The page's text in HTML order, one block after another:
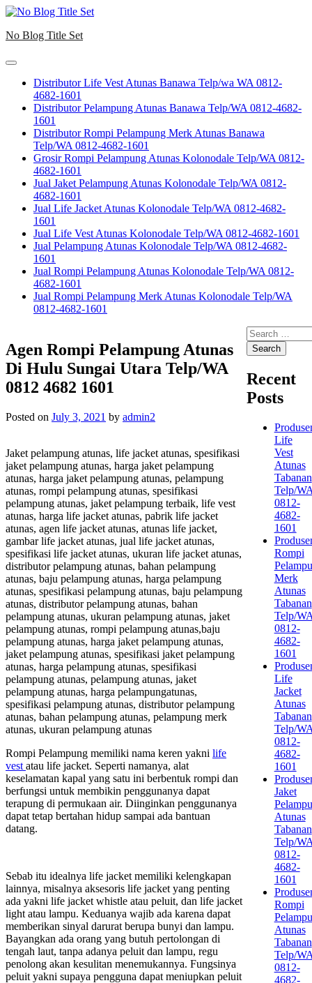
Skip
content
No Blog Title Set
Distributor Life Vest Atunas Banawa Telp/wa WA 0812-
4682-1601
Distributor Pelampung Atunas Banawa Telp/WA 0812-4682-
1601
Distributor Rompi Pelampung Merk Atunas Banawa
Telp/WA 0812-4682-1601
Grosir Rompi Pelampung Atunas Kolonodale Telp/WA 0812-
4682-1601
Jual Jaket Pelampung Atunas Kolonodale Telp/WA 0812-
4682-1601
Jual Life Jacket Atunas Kolonodale Telp/WA 0812-4682-
1601
Jual Life Vest Atunas Kolonodale Telp/WA 0812-4682-1601
Jual Pelampung Atunas Kolonodale Telp/WA 0812-4682-
1601
Jual Rompi Pelampung Atunas Kolonodale Telp/WA 0812-
4682-1601
Jual Rompi Pelampung Merk Atunas Kolonodale Telp/WA
0812-4682-1601
Agen Rompi Pelampung Atunas
Di Hulu Sungai Utara Telp/WA
0812 4682 1601
Posted on July 3, 2021 by admin2
Jaket pelampung atunas, life jacket atunas, spesifikasi
jaket pelampung atunas, harga jaket pelampung
atunas, harga jaket pelampung atunas, pelampung
atunas, rompi pelampung atunas, spesifikasi
pelampung atunas, jaket pelampung terbaik, life vest
atunas, harga life jacket atunas, pabrik life jacket
atunas, agen life jacket atunas, atunas life jacket,
gambar life jacket atunas, jual life jacket atunas,
spesifikasi life jacket atunas, ukuran life jacket atunas,
distributor pelampung atunas, bahan pelampung
atunas, baju pelampung atunas, harga pelampung
atunas, spesifikasi pelampung atunas, baju pelampung
atunas, distributor pelampung atunas, bahan
pelampung atunas, ukuran pelampung atunas, jaket
pelampung atunas, rompi pelampung atunas,baju
pelampung atunas, harga jaket pelampung atunas,
jaket pelampung atunas, spesifikasi jaket pelampung
atunas, harga pelampung atunas, spesifikasi
pelampung atunas, pelampung atunas, jaket
pelampung atunas, harga pelampungatunas,
spesifikasi pelampung atunas, distributor pelampung
atunas, bahan pelampung atunas, pelampung merk
atunas, ukuran pelampung atunas
Rompi Pelampung memiliki nama keren yakni life
vest atau life jacket. Seperti namanya, alat
keselamatan kapal yang satu ini berbentuk rompi dan
berfungsi untuk membikin penggunanya dapat
terapung di permukaan air. Diinginkan penggunanya
dapat tetap bertahan hidup sampai ada bantuan
datang.
Sebab itu idealnya life jacket memiliki kelengkapan
lainnya, misalnya aksesoris life jacket yang penting
ada yakni life jacket whistle atau peluit, dan life jacket
light atau lampu. Keduanya wajib ada karena dapat
memberikan sinyal darurat berupa bunyi dan lampu.
Bayangkan ada orang yang butuh pertolongan di
tengah laut, tanpa adanya peluit dan lampu, regu
penolong akan kesulitan menemukannya. Fungsinya
peluit yakni supaya pengguna dapat meniupkan peluit
Search
for:
Recent
Posts
Life
Vest
Atunas
Tabanan
Telp/
0812-
4682-
1601
Rompi
Merk
Atunas
Tabanan
Telp/
0812-
4682-
1601
Life
Jacket
Atunas
Tabanan
Telp/
0812-
4682-
1601
Jaket
Atunas
Tabanan
Telp/
0812-
4682-
1601
Rompi
Atunas
Tabanan
Telp/
0812-
4682-